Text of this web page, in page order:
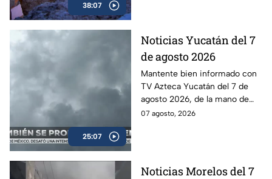
38:07
25:07
Noticias Yucatán del 7
de agosto 2026
Mantente bien informado con
TV Azteca Yucatán del 7 de
agosto 2026, de la mano de
Lily Camino.
07 agosto, 2026
Noticias Morelos del 7